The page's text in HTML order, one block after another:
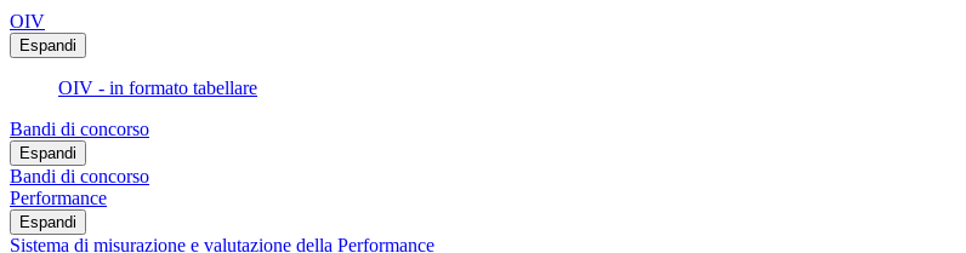
OIV
Espandi
OIV - in formato tabellare
Bandi di concorso
Espandi
Bandi di concorso
Performance
Espandi
Sistema di misurazione e valutazione della Performance